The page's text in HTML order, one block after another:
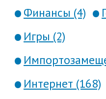
Финансы (4)
Игры (2)
Интернет (168)